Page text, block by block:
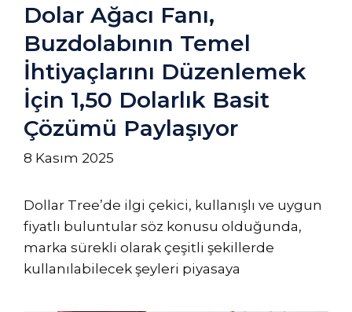
Dolar Ağacı Fanı,
Buzdolabının Temel
İhtiyaçlarını Düzenlemek
İçin 1,50 Dolarlık Basit
Çözümü Paylaşıyor
8 Kasım 2025
Dollar Tree’de ilgi çekici, kullanışlı ve uygun
fiyatlı buluntular söz konusu olduğunda,
marka sürekli olarak çeşitli şekillerde
kullanılabilecek şeyleri piyasaya